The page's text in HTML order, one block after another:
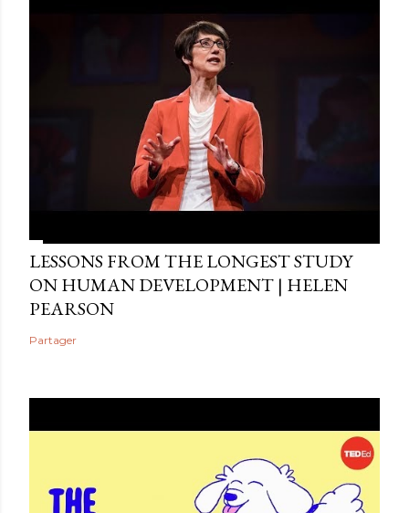
LESSONS FROM THE LONGEST STUDY
ON HUMAN DEVELOPMENT | HELEN
PEARSON
Partager